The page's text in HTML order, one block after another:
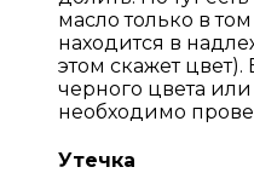
масло только в
находится в
этом скажет
черного цвета или
необходимо
Утечка